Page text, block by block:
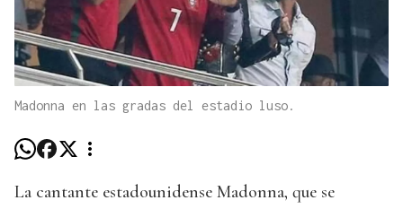
Madonna en las gradas del estadio luso.
La cantante estadounidense Madonna, que se